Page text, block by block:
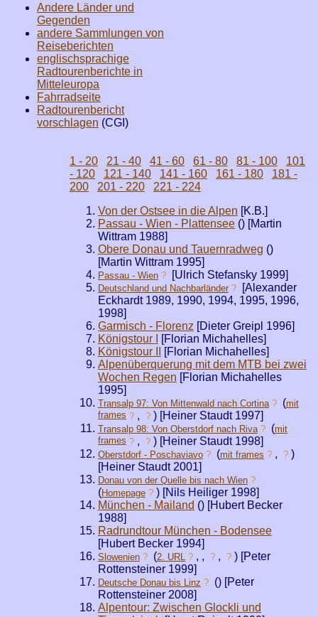
Andere Länder und
Gegenden
andere Sammlungen von
Reiseberichten
englischsprachige
Radtourenberichte in
Mitteleuropa
Fahrradseite
Radtourenbericht
vorschlagen (CGI)
1 - 20 21 - 40 41 - 60 61 - 80 81 - 100
101
- 120
121 - 140 141 - 160 161 - 180
181 -
200
201 - 220
221 - 224
Von der Ostsee in die Alpen [K.B.]
Passau - Wien - Plattensee() [Martin
Wittram 1988]
Obere Donau und Tauernradweg ()
[Martin Wittram 1995]
Passau - Wien? [Ulrich Stefansky 1999]
Deutschland und Nachbarländer?
[Alexander
Eckhardt 1989, 1990, 1994, 1995, 1996,
1998]
Garmisch - Florenz [Dieter Greipl 1996]
Königstour I
[Florian Michahelles]
Königstour II
[Florian Michahelles]
Alpenüberquerung mit dem MTB bei zwei
Wochen Regen [Florian Michahelles
1995]
Transalp 97: Von Mittenwald nach Cortina? (mit
frames ? , ? ) [Heiner Staudt 1997]
Transalp 98: Von Oberstdorf nach Riva? (mit
frames ? , ? ) [Heiner Staudt 1998]
Oberstdorf - Poschaviavo? (mit frames ? , ? )
[Heiner Staudt 2001]
Donau von der Quelle bis nach Wien?
(Homepage? ) [Nils Heiliger 1998]
München - Mailand () [Hubert Becker
1988]
Radrundtour München - Bodensee
[Hubert Becker 1994]
Slowenien? (2. URL ? , , ? , ? ) [Peter
Rottensteiner 1999]
Deutsche Donau bis Linz ? () [Peter
Rottensteiner 2008]
Alpentour: Zwischen Glockli und